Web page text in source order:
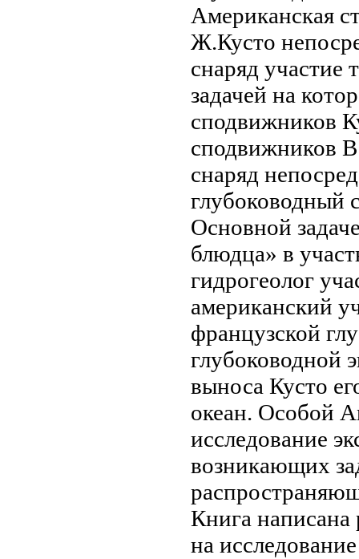
Американская
Ж.Кусто
снаряд участие
задачей на
сподвижников
сподвижников
снаряд
глубоководный
Основной
блюдца» в
гидрогеолог
американский
французской
глубоководной
выноса Кусто
океан. Особой
исследование
возникающих
Книга написана
на